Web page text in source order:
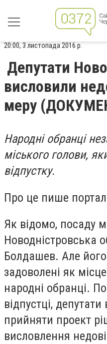
20:00, 3 листопада 2016 р.
Депутати
висловили
меру
Народні обранці
міського голови,
відпустку.
Про це пише
Як відомо, посаду
Новодністровська
Болдашев. Але
задоволені як
народні обранці.
відпустці,
прийняти проект
висловлення